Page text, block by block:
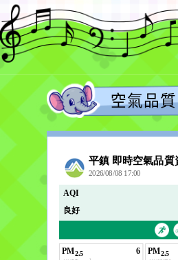
空氣品質